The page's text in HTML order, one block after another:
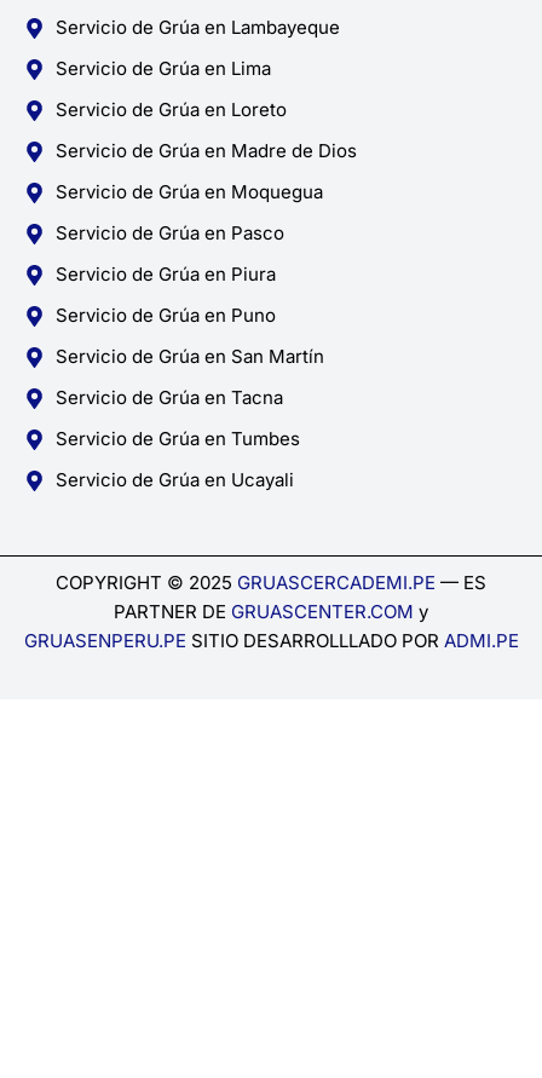
Servicio de Grúa en Lambayeque
Servicio de Grúa en Lima
Servicio de Grúa en Loreto
Servicio de Grúa en Madre de Dios
Servicio de Grúa en Moquegua
Servicio de Grúa en Pasco
Servicio de Grúa en Piura
Servicio de Grúa en Puno
Servicio de Grúa en San Martín
Servicio de Grúa en Tacna
Servicio de Grúa en Tumbes
Servicio de Grúa en Ucayali
COPYRIGHT © 2025 GRUASCERCADEMI.PE — ES
PARTNER DE GRUASCENTER.COM y
GRUASENPERU.PE SITIO DESARROLLLADO POR ADMI.PE